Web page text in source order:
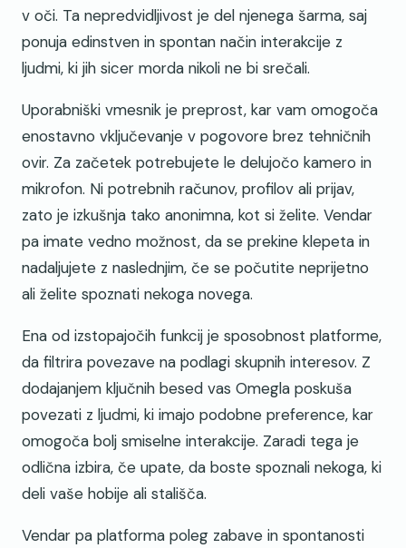
v oči. Ta nepredvidljivost je del njenega šarma, saj
ponuja edinstven in spontan način interakcije z
ljudmi, ki jih sicer morda nikoli ne bi srečali.
Uporabniški vmesnik je preprost, kar vam omogoča
enostavno vključevanje v pogovore brez tehničnih
ovir. Za začetek potrebujete le delujočo kamero in
mikrofon. Ni potrebnih računov, profilov ali prijav,
zato je izkušnja tako anonimna, kot si želite. Vendar
pa imate vedno možnost, da se prekine klepeta in
nadaljujete z naslednjim, če se počutite neprijetno
ali želite spoznati nekoga novega.
Ena od izstopajočih funkcij je sposobnost platforme,
da filtrira povezave na podlagi skupnih interesov. Z
dodajanjem ključnih besed vas Omegla poskuša
povezati z ljudmi, ki imajo podobne preference, kar
omogoča bolj smiselne interakcije. Zaradi tega je
odlična izbira, če upate, da boste spoznali nekoga, ki
deli vaše hobije ali stališča.
Vendar pa platforma poleg zabave in spontanosti